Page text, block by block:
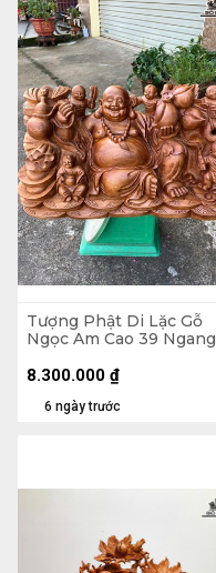
Tượng Phật Di Lặc Gỗ
Ngọc Am Cao 39 Ngang
6 ngày trước
8.300.000 ₫